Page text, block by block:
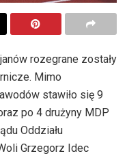
rozegrane zostały
Mimo
stawiło się 9
po 4 drużyny MDP
Oddziału
Grzegorz Idec